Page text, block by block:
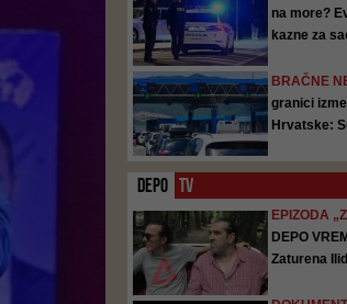
na more?
kazne za
BRAČNE
granici
Hrvatske:
DEPO TV
EPIZODA
DEPO
Zaturena